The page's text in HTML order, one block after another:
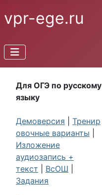
vpr-ege.ru
Для ОГЭ по русскому
языку
Демоверсия
Тренир
овочные варианты
Изложение
аудиозапись +
текст
ВсОШ
Задания